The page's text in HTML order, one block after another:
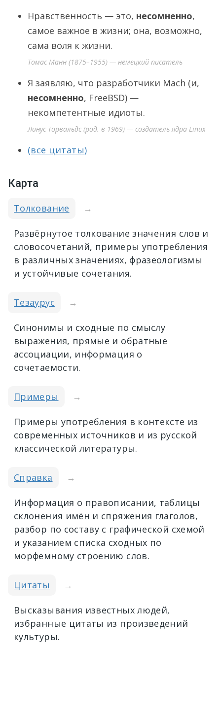
Нравственность — это, несомненно,
самое важное в жизни; она, возможно,
сама воля к жизни.
Томас Манн (1875–1955) — немецкий писатель
Я заявляю, что разработчики Mach (и,
несомненно, FreeBSD) —
некомпетентные идиоты.
Линус Торвальдс (род. в 1969) — создатель ядра Linux
(все цитаты)
Карта
Толкование →
Развёрнутое толкование значения слов и
словосочетаний, примеры употребления
в различных значениях, фразеологизмы
и устойчивые сочетания.
Тезаурус →
Синонимы и сходные по смыслу
выражения, прямые и обратные
ассоциации, информация о
сочетаемости.
Примеры →
Примеры употребления в контексте из
современных источников и из русской
классической литературы.
Справка →
Информация о правописании, таблицы
склонения имён и спряжения глаголов,
разбор по составу с графической схемой
и указанием списка сходных по
морфемному строению слов.
Цитаты →
Высказывания известных людей,
избранные цитаты из произведений
культуры.